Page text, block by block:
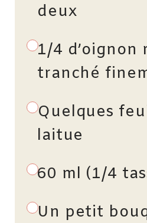
deux
1/4 d’oignon
tranché
Quelques
laitue
60 ml (1/4
Un petit